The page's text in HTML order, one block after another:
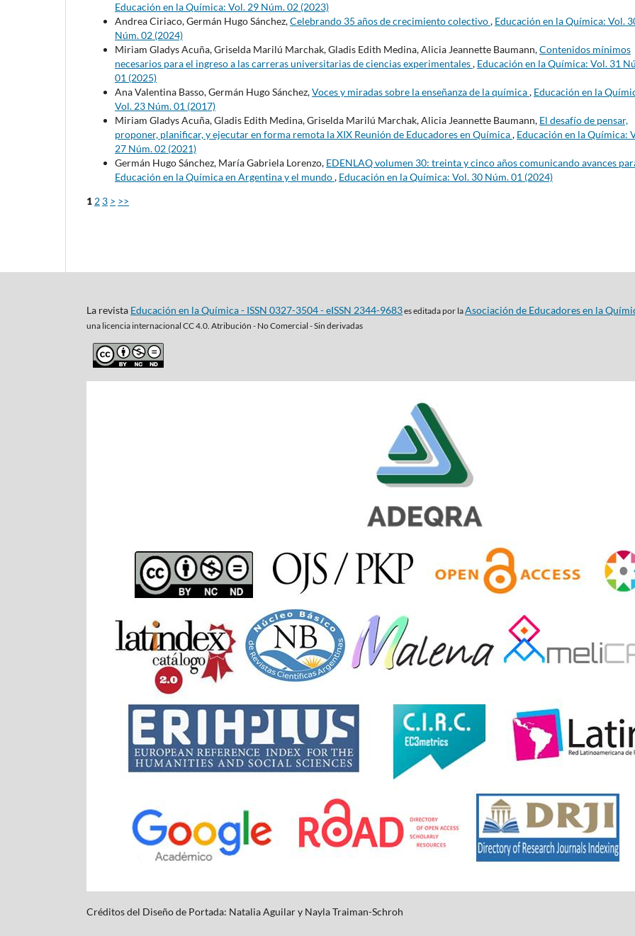
Educación en la Química: Vol. 29 Núm. 02 (2023)
Andrea Ciriaco, Germán Hugo Sánchez,Celebrando 35 años de crecimiento colectivo, Educación en la Química: Vol.
Núm. 02 (2024)
Miriam Gladys Acuña, Griselda Marilú Marchak, Gladis Edith Medina, Alicia Jeannette Baumann,Contenidos mínimos
necesarios para el ingreso a las carreras universitarias de ciencias experimentales, Educación en la Química: Vol. 31
01 (2025)
Ana Valentina Basso, Germán Hugo Sánchez,Voces y miradas sobre la enseñanza de la química, Educación en la
Vol. 23 Núm. 01 (2017)
Miriam Gladys Acuña, Gladis Edith Medina, Griselda Marilú Marchak, Alicia Jeannette Baumann, El desafío de pensar,
proponer, planificar, y ejecutar en forma remota la XIX Reunión de Educadores en Química, Educación en la Química:
27 Núm. 02 (2021)
Germán Hugo Sánchez, María Gabriela Lorenzo, EDENLAQ volumen 30: treinta y cinco años comunicando avances
Educación en la Química en Argentina y el mundo, Educación en la Química: Vol. 30 Núm. 01 (2024)
12 3 > >>
La revista Educación en la Química - ISSN 0327-3504 - eISSN 2344-9683es editada por laAsociación de Educadores en la
una licencia internacional CC 4.0. Atribución - No Comercial - Sin derivadas
Créditos del Diseño de Portada: Natalia Aguilar y NaylaTraiman-Schroh